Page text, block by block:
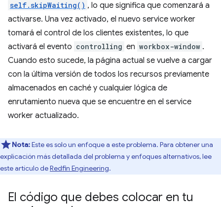
self.skipWaiting() , lo que significa que comenzará a
activarse. Una vez activado, el nuevo service worker
tomará el control de los clientes existentes, lo que
activará el evento controlling en workbox-window .
Cuando esto sucede, la página actual se vuelve a cargar
con la última versión de todos los recursos previamente
almacenados en caché y cualquier lógica de
enrutamiento nueva que se encuentre en el service
worker actualizado.
Nota:Este es solo un enfoque a este problema. Para obtener una
explicación más detallada del problema y enfoques alternativos, lee
este artículo deRedfin Engineering.
El código que debes colocar en tu